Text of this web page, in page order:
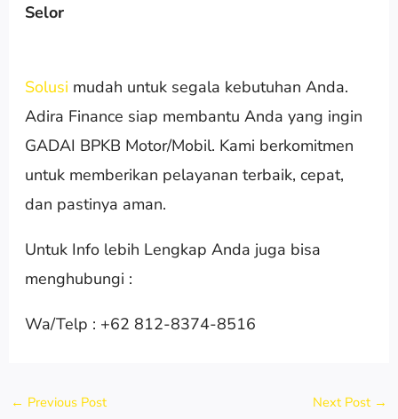
Selor
Solusi mudah untuk segala kebutuhan Anda.
Adira Finance siap membantu Anda yang ingin
GADAI BPKB Motor/Mobil. Kami berkomitmen
untuk memberikan pelayanan terbaik, cepat,
dan pastinya aman.
Untuk Info lebih Lengkap Anda juga bisa
menghubungi :
Wa/Telp : +62 812-8374-8516
← Previous Post Next Post →